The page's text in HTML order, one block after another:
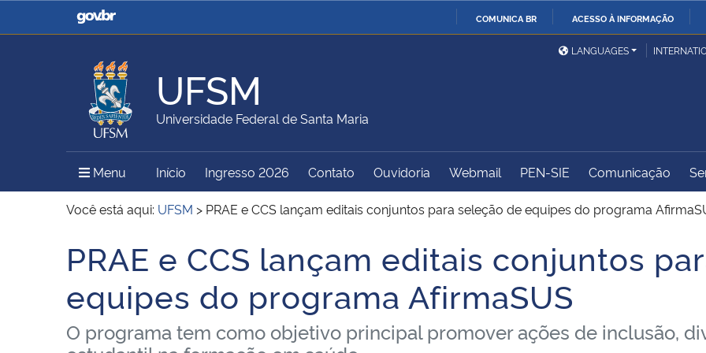
COMUNICA BR ACESSO À INFORMAÇÃO
Casa Civil
Ministério da Justiça e
Ministério da Defesa
Ministério das Relações
Exteriores
Ministério da Agricultura,
Pecuária e Abastecimento
Ministério da Educação
Ministério do Meio Ambiente Ministério do Turismo
Ministério do
Desenvolvimento Regional
Controladoria-Geral da
União
Secretaria de Governo
Gabinete de Segurança
Institucional
Advocacia-Geral da União Banco Central do Brasil
LANGUAGES
UFSM
Universidade Federal de Santa Maria
Menu Menu Principal do Sítio
Início Ingresso 2026 Contato Ouvidoria Webmail PEN-SIE Comunicação
Você está aqui: UFSM > PRAE e CCS lançam editais conjuntos para seleção de equipes do programa
Início do conteúdo
PRAE e CCS lançam editais conjuntos
equipes do programa AfirmaSUS
O programa tem como objetivo principal promover ações de inclusão,